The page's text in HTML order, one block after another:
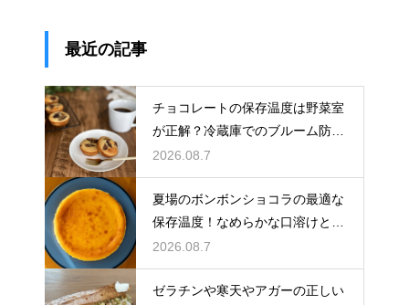
最近の記事
チョコレートの保存温度は野菜室
が正解？冷蔵庫でのブルーム防止
策
2026.08.7
夏場のボンボンショコラの最適な
保存温度！なめらかな口溶けと美
しいツヤを保つための管理方法
2026.08.7
ゼラチンや寒天やアガーの正しい